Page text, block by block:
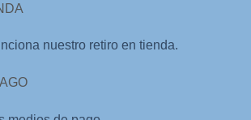
nuestro retiro en tienda.